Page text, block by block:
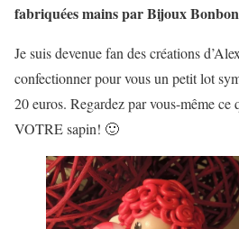
fabriquées mains par Bijoux
Je suis devenue fan des créations
confectionner pour vous un petit lot
20 euros. Regardez par vous-même ce
VOTRE sapin! 🙂